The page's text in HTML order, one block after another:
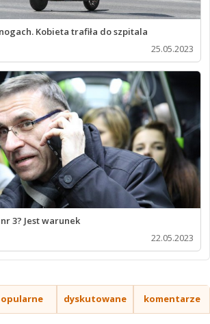
Kobieta trafiła do szpitala
25.05.2023
3? Jest warunek
22.05.2023
dyskutowane komentarze